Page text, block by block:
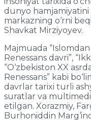
dunyo
markazning o‘rni
Shavkat Mirziyoyev.
Majmuada “Islomdan
Renessans davri”,
“O‘zbekiston XX
Renessans” kabi
davrlar tarixi turli
suratlar va
etilgan. Xorazmiy,
Burhoniddin